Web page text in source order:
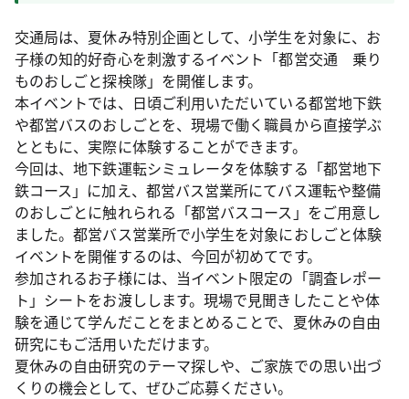
交通局は、夏休み特別企画として、小学生を対象に、お
子様の知的好奇心を刺激するイベント「都営交通 乗り
ものおしごと探検隊」を開催します。
本イベントでは、日頃ご利用いただいている都営地下鉄
や都営バスのおしごとを、現場で働く職員から直接学ぶ
とともに、実際に体験することができます。
今回は、地下鉄運転シミュレータを体験する「都営地下
鉄コース」に加え、都営バス営業所にてバス運転や整備
のおしごとに触れられる「都営バスコース」をご用意し
ました。都営バス営業所で小学生を対象におしごと体験
イベントを開催するのは、今回が初めてです。
参加されるお子様には、当イベント限定の「調査レポー
ト」シートをお渡しします。現場で見聞きしたことや体
験を通じて学んだことをまとめることで、夏休みの自由
研究にもご活用いただけます。
夏休みの自由研究のテーマ探しや、ご家族での思い出づ
くりの機会として、ぜひご応募ください。